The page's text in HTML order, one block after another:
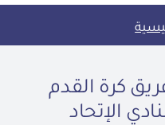
كرة القدم
الإتحاد